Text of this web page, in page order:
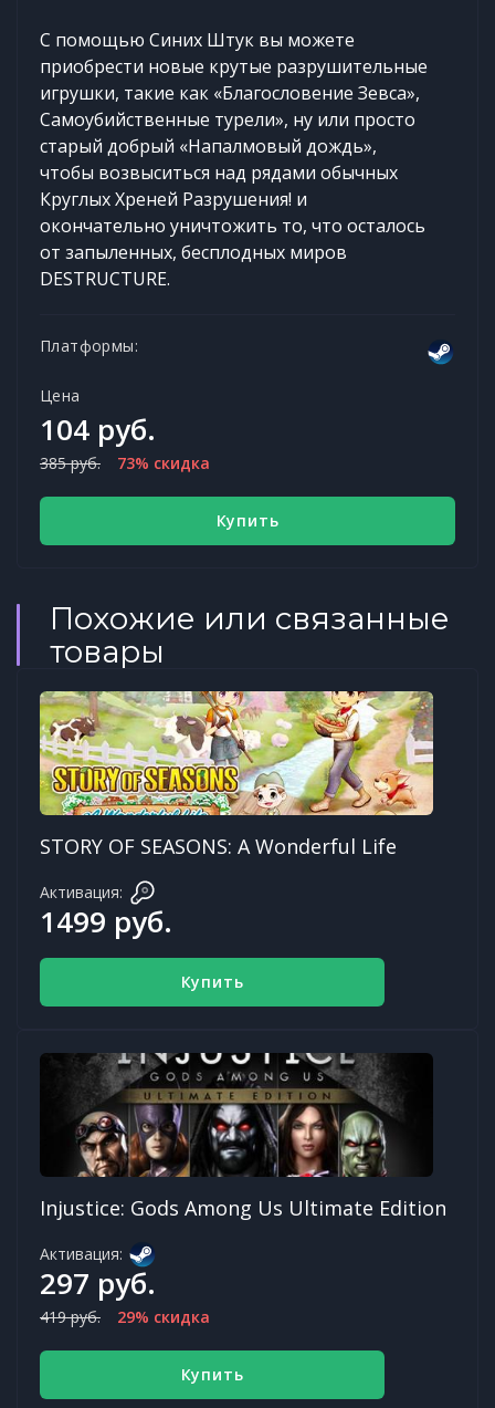
С помощью Синих Штук вы можете
приобрести новые крутые разрушительные
игрушки, такие как «Благословение Зевса»,
Самоубийственные турели», ну или просто
старый добрый «Напалмовый дождь»,
чтобы возвыситься над рядами обычных
Круглых Хреней Разрушения! и
окончательно уничтожить то, что осталось
от запыленных, бесплодных миров
DESTRUCTURE.
Платформы:
Цена
104 руб.
385 руб. 73% скидка
Купить
Похожие или связанные
товары
STORY OF SEASONS: A Wonderful Life
Активация:
1499 руб.
Купить
Injustice: Gods Among Us Ultimate Edition
Активация:
297 руб.
419 руб. 29% скидка
Купить